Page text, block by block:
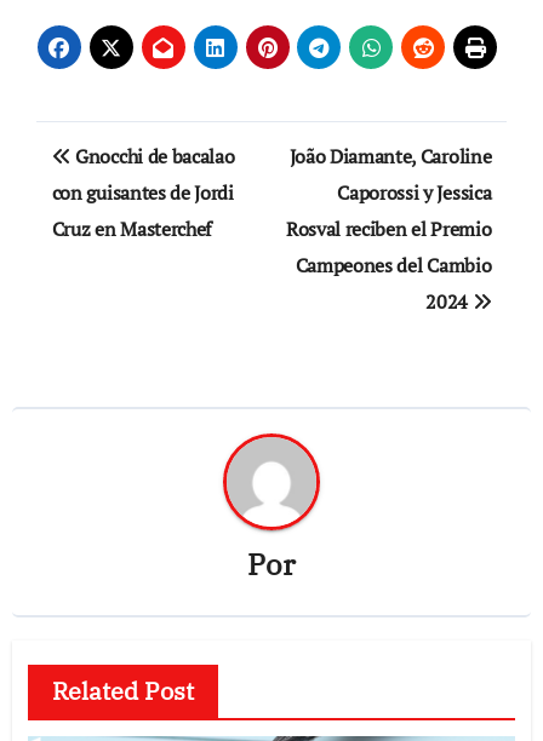
Navegación
de
entradas
Gnocchi de bacalao
con guisantes de Jordi
Cruz en Masterchef
João Diamante, Caroline
Caporossi y Jessica
Rosval reciben el Premio
Campeones del Cambio
2024
Por
Related Post